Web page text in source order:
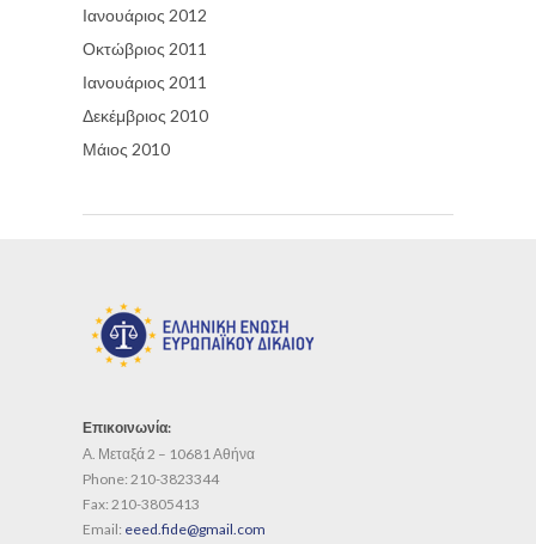
Ιανουάριος 2012
Οκτώβριος 2011
Ιανουάριος 2011
Δεκέμβριος 2010
Μάιος 2010
Επικοινωνία:
Α. Μεταξά 2 – 10681 Αθήνα
Phone: 210-3823344
Fax: 210-3805413
Email: eeed.fide@gmail.com